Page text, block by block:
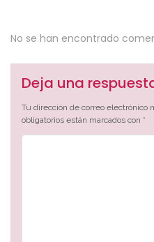
No se han encontrado
Deja una
Tu dirección de correo electrónico
obligatorios están marcados con *